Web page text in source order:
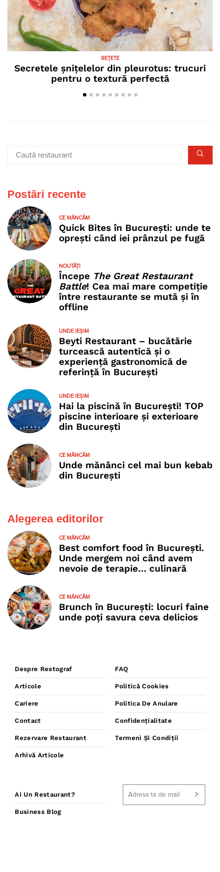
REȚETE
Secretele șnițelelor din pleurotus: trucuri
pentru o textură perfectă
Postări recente
CE MÂNCĂM
Quick Bites în București: unde te
oprești când iei prânzul pe fugă
NOUTĂȚI
Începe The Great Restaurant
Battle! Cea mai mare competiție
între restaurante se mută și în
offline
UNDE IEȘIM
Beyti Restaurant – bucătărie
turcească autentică și o
experiență gastronomică de
referință în București
UNDE IEȘIM
Hai la piscină în București! TOP
piscine interioare și exterioare
din București
CE MÂNCĂM
Unde mănânci cel mai bun kebab
din București
Alegerea editorilor
CE MÂNCĂM
Best comfort food în București.
Unde mergem noi când avem
nevoie de terapie… culinară
CE MÂNCĂM
Brunch în București: locuri faine
unde poţi savura ceva delicios
Despre Restograf
Articole
Cariere
Contact
Rezervare Restaurant
Arhivă Articole
FAQ
Politică Cookies
Politica De Anulare
Confidențialitate
Termeni Și Condiții
Ai Un Restaurant?
Business Blog